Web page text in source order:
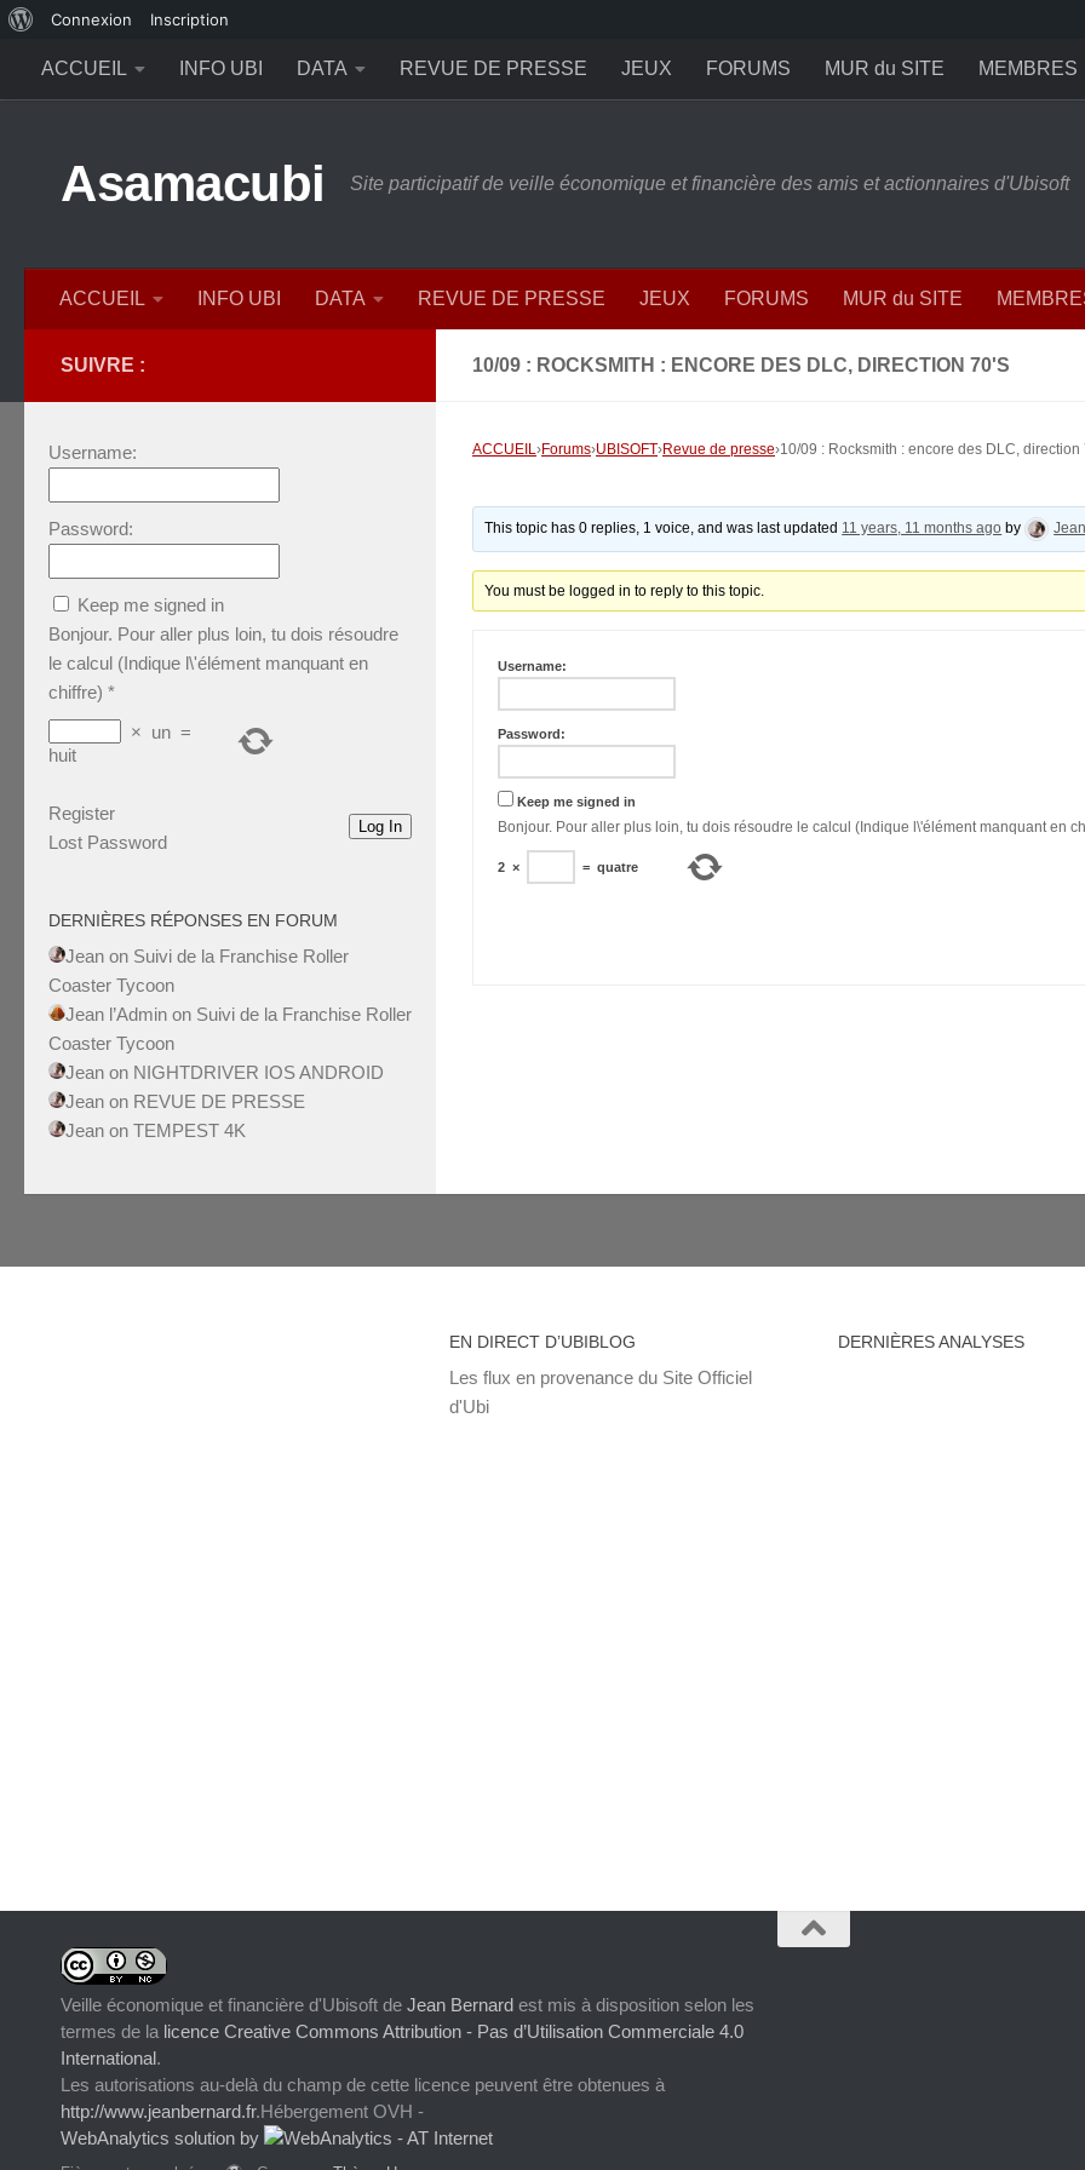
propos
de
Connexion Inscription
ACCUEIL
INFO UBI DATA REVUE DE PRESSE JEUX FORUMS MUR du SITE MEMBRES
Asamacubi Site participatif de veille économique et financière des amis et actionnaires d'Ubisoft
ACCUEIL INFO UBI DATA REVUE DE PRESSE JEUX FORUMS MUR du SITE
10/09 : ROCKSMITH : ENCORE DES DLC, DIRECTION 70'S
ACCUEIL›Forums›UBISOFT›Revue de presse›10/09 : Rocksmith : encore des DLC, direction
This topic has 0 replies, 1 voice, and was last updated 11 years, 11 months ago by Jean
You must be logged in to reply to this topic.
Username:
Password:
Keep me signed in
Bonjour. Pour aller plus loin, tu dois résoudre le calcul (Indique l\'élément manquant en
2 × = quatre
SUIVRE :
Username:
Password:
Keep me signed in
Bonjour. Pour aller plus loin, tu dois résoudre
le calcul (Indique l\'élément manquant en
chiffre) *
× un =
huit
Log In
Register
Lost Password
DERNIÈRES RÉPONSES EN FORUM
Jean on Suivi de la Franchise Roller
Coaster Tycoon
Jean l’Admin on Suivi de la Franchise Roller
Coaster Tycoon
Jean on NIGHTDRIVER IOS ANDROID
Jean on REVUE DE PRESSE
Jean on TEMPEST 4K
EN DIRECT D’UBIBLOG
Les flux en provenance du Site Officiel
d'Ubi
DERNIÈRES ANALYSES
Veille économique et financière d'Ubisoft de Jean Bernard est mis à disposition selon les
termes de la licence Creative Commons Attribution - Pas d’Utilisation Commerciale 4.0
International.
Les autorisations au-delà du champ de cette licence peuvent être obtenues à
http://www.jeanbernard.fr.Hébergement OVH -
WebAnalytics solution by